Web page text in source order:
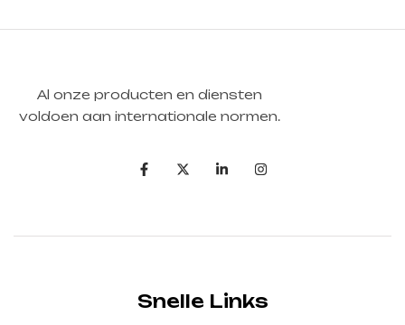
Al onze producten en diensten
voldoen aan internationale normen.
Snelle Links